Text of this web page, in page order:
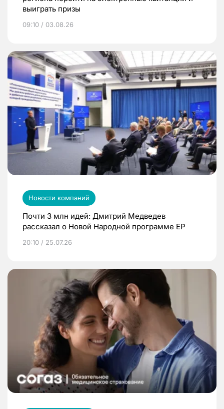
выиграть призы
09:10 / 03.08.26
Новости компаний
Почти 3 млн идей: Дмитрий Медведев
рассказал о Новой Народной программе ЕР
20:10 / 25.07.26